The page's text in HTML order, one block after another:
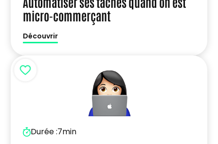
micro-commerçant
Découvrir
Durée :7min